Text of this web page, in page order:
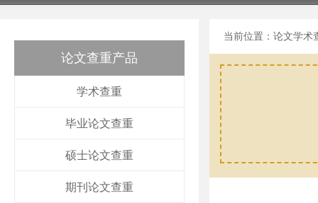
论文查重产品
学术查重
毕业论文查重
硕士论文查重
期刊论文查重
当前位置： 论文学术